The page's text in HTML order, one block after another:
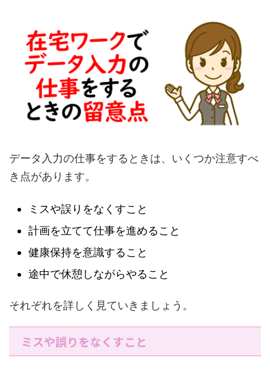
データ入力の仕事をするときは、いくつか注意すべ
き点があります。
ミスや誤りをなくすこと
計画を立てて仕事を進めること
健康保持を意識すること
途中で休憩しながらやること
それぞれを詳しく見ていきましょう。
ミスや誤りをなくすこと